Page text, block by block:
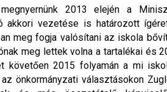
2013 elején a
akkori vezetése is határozott
meg fogja valósítani az iskola
meg lettek volna a tartalékai és
követően 2015 folyamán a mi
önkormányzati választásokon